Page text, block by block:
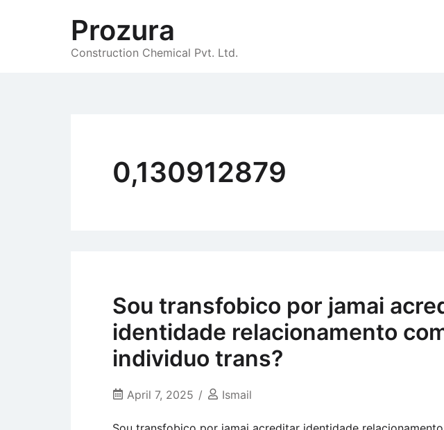
Prozura
Construction Chemical Pvt. Ltd.
0,130912879
Sou transfobico por jamai
identidade relacionamento
individuo trans?
April 7, 2025 Ismail